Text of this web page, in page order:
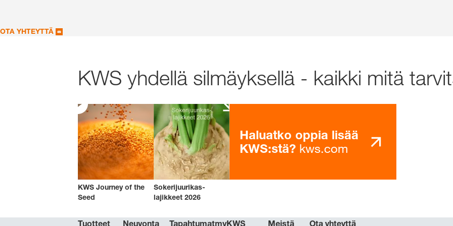
OTA YHTEYTTÄ
KWS yhdellä silmäyksellä - kaikki mitä
KWS Journey of the
Seed
Sokerijuurikas-
lajikkeet 2026
Haluatko oppia lisää
KWS:stä? kws.com
Tuotteet Neuvonta TapahtumatmyKWS Meistä Ota yhteyttä